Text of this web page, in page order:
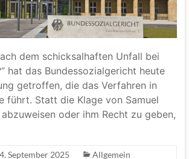
dem schicksalhaften Unfall bei
hat das Bundessozialgericht heute
getroffen, die das Verfahren in
führt. Statt die Klage von Samuel
oder ihm Recht zu geben,
September 2025
Allgemein